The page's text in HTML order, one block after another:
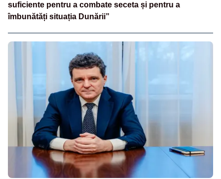
suficiente pentru a combate seceta și pentru a
îmbunătăți situația Dunării”